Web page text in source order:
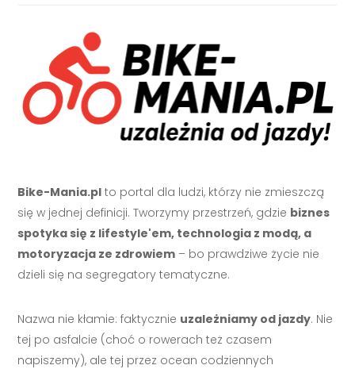
Bike-Mania.pl to portal dla ludzi, którzy nie zmieszczą
się w jednej definicji. Tworzymy przestrzeń, gdzie biznes
spotyka się z lifestyle'em, technologia z modą, a
motoryzacja ze zdrowiem – bo prawdziwe życie nie
dzieli się na segregatory tematyczne.
Nazwa nie kłamie: faktycznie uzależniamy od jazdy. Nie
tej po asfalcie (choć o rowerach też czasem
napiszemy), ale tej przez ocean codziennych